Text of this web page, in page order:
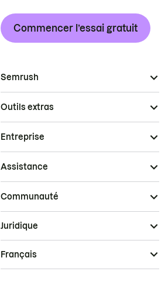
Commencer l’essai gratuit
Semrush
Outils extras
Entreprise
Assistance
Communauté
Juridique
Français